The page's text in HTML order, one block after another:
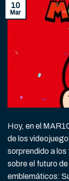
10
Mar
Hoy, en el
de los
sorprendido a
sobre el futuro
emblemáticos: